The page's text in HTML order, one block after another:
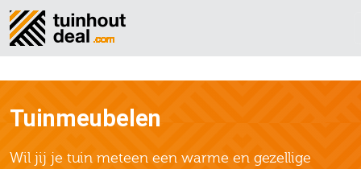
Tuinmeubelen
Wil jij je tuin meteen een warme en gezellige